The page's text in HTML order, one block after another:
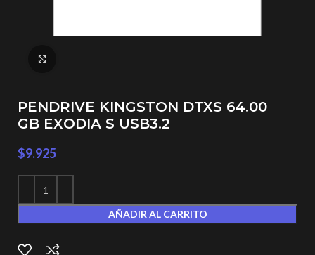
PENDRIVE KINGSTON DTXS 64.00
GB EXODIA S USB3.2
$9.925
AÑADIR AL CARRITO